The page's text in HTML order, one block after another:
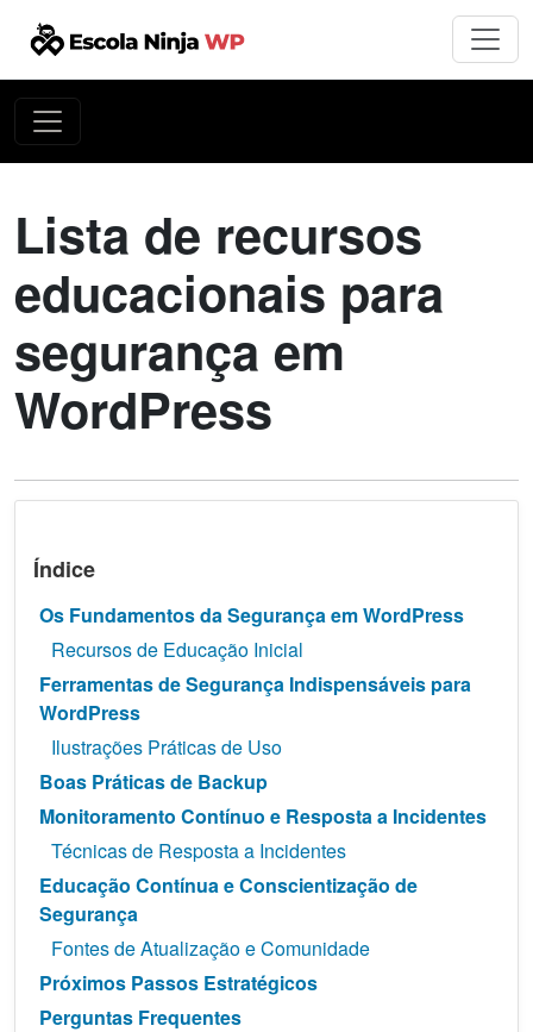
Lista de recursos
educacionais para
segurança em
WordPress
Índice
Os Fundamentos da Segurança em WordPress
Recursos de Educação Inicial
Ferramentas de Segurança Indispensáveis para
WordPress
Ilustrações Práticas de Uso
Boas Práticas de Backup
Monitoramento Contínuo e Resposta a Incidentes
Técnicas de Resposta a Incidentes
Educação Contínua e Conscientização de
Segurança
Fontes de Atualização e Comunidade
Próximos Passos Estratégicos
Perguntas Frequentes